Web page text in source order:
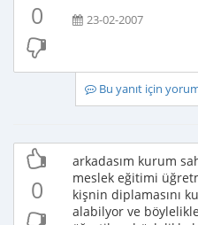
0
23-02-2007
Bu yanıt için
0
arkadasım kurum
meslek eğitimi
kişnin diplamasını
alabilyor ve